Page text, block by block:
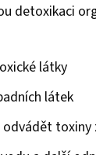
detoxikaci
látky
látek
odvádět toxiny